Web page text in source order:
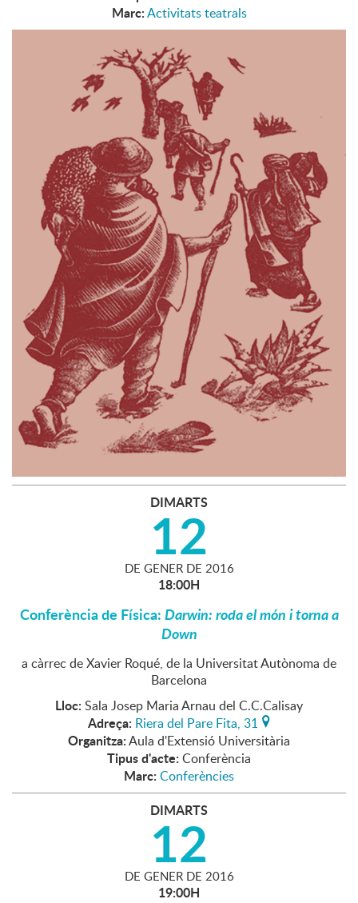
Marc:Activitats teatrals
DIMARTS
12
DE GENER DE 2016
18:00H
Conferència de Física:Darwin: roda el món i torna a
Down
a càrrec de Xavier Roqué, de la Universitat Autònoma de
Barcelona
Lloc: Sala Josep Maria Arnau del C.C.Calisay
Adreça: Riera del Pare Fita, 31
Organitza:Aula d'Extensió Universitària
Tipus d'acte: Conferència
Marc: Conferències
DIMARTS
12
DE GENER DE 2016
19:00H